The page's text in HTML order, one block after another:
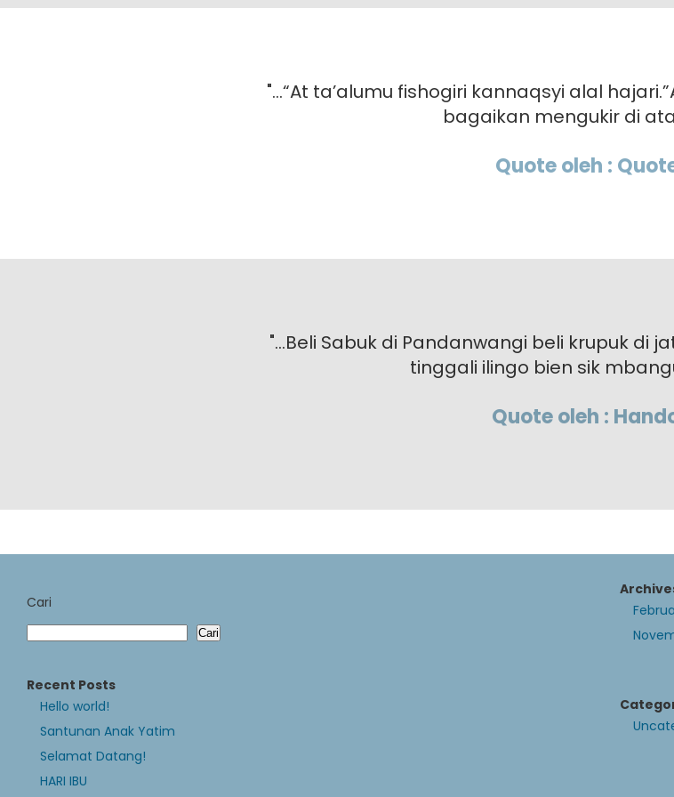
"...“At ta’alumu fishogiri kannaqsyi alal
bagaikan mengukir di
Quote oleh :
"...Beli Sabuk di Pandanwangi beli krupuk di
tinggali ilingo bien sik
Quote oleh :
Cari
Cari
Recent Posts
Hello world!
Santunan Anak Yatim
Selamat Datang!
HARI IBU